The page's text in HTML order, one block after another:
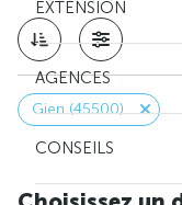
EXTENSION
AGENCES
CONSEILS
Gien (45500)